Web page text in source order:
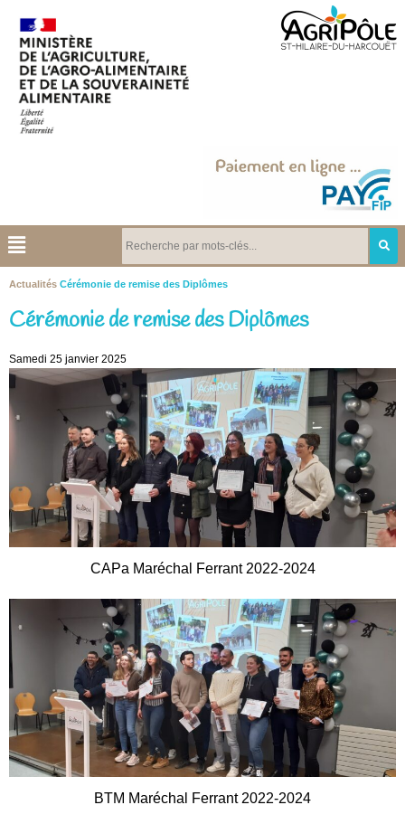
Actualités Cérémonie de remise des Diplômes
Cérémonie de remise des Diplômes
Samedi 25 janvier 2025
CAPa Maréchal Ferrant 2022-2024
BTM Maréchal Ferrant 2022-2024